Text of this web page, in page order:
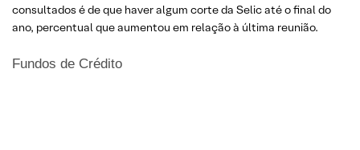
consultados é de que haver algum corte da Selic até o final do
ano, percentual que aumentou em relação à última reunião.
Fundos de Crédito